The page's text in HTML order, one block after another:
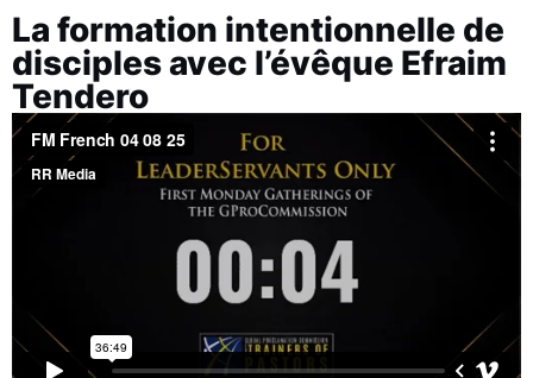
La formation intentionnelle de
disciples avec l’évêque Efraim
Tendero